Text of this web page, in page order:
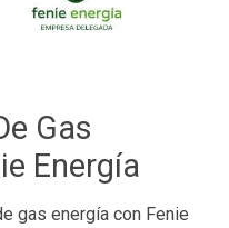
Gas
Energía
gas energía con Fenie